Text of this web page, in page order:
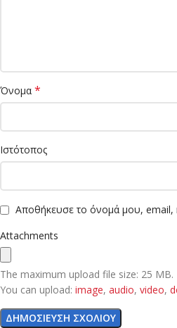
Όνομα *
Ιστότοπος
Αποθήκευσε το όνομά μου, email,
Attachments
The maximum upload file size: 25 MB.
You can upload: image, audio, video,